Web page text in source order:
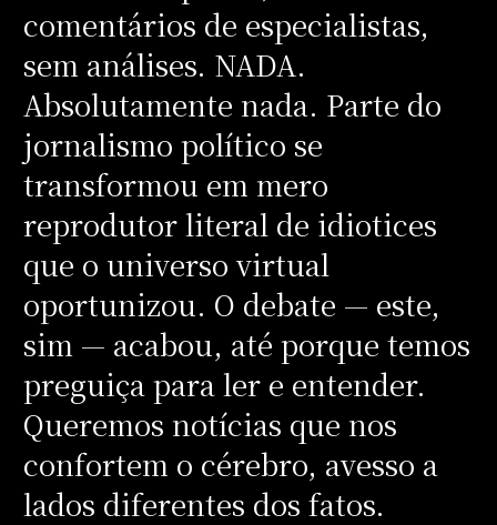
comentários de especialistas,
sem análises. NADA.
Absolutamente nada. Parte do
jornalismo político se
transformou em mero
reprodutor literal de idiotices
que o universo virtual
oportunizou. O debate — este,
sim — acabou, até porque temos
preguiça para ler e entender.
Queremos notícias que nos
confortem o cérebro, avesso a
lados diferentes dos fatos.